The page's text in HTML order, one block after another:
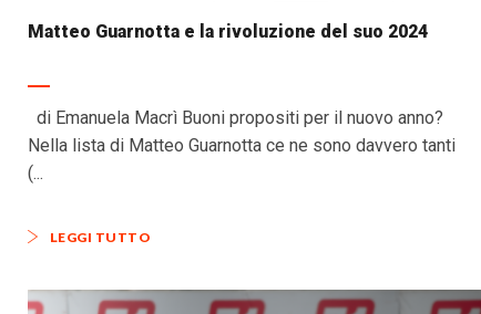
Matteo Guarnotta e la rivoluzione del suo 2024
di Emanuela Macrì Buoni propositi per il nuovo anno?
Nella lista di Matteo Guarnotta ce ne sono davvero tanti
(...
LEGGI TUTTO